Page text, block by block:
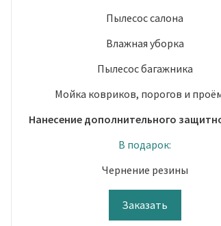
Пылесос салона
Влажная уборка
Пылесос багажника
Мойка ковриков, порогов и
Нанесение дополнительного
В подарок:
Чернение резины
Заказать